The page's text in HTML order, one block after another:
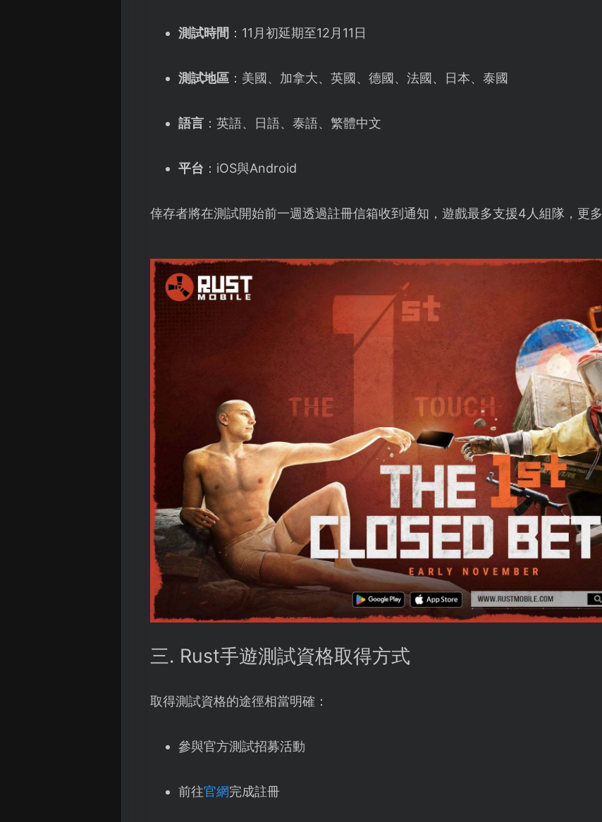
測試時間 ：11月初延期至12月11日
測試地區：美國、加拿大、英國、德國、法國、日本、泰國
語言：英語、日語、泰語、繁體中文
平台 ：iOS與Android
倖存者將在測試開始前一週透過註冊信箱收到通知，遊戲最多支援4人組隊，更多
三. Rust手遊測試資格取得方式
取得測試資格的途徑相當明確：
參與官方測試招募活動
前往官網完成註冊